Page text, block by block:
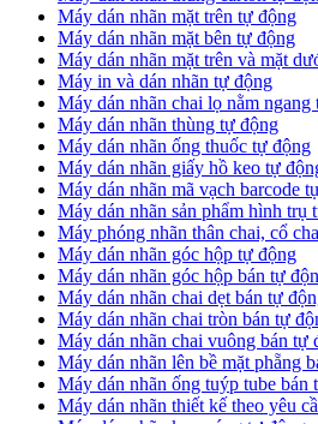
​Máy dán nhãn mặt trên tự động
​Máy dán nhãn mặt bên tự động
​Máy dán nhãn mặt trên và mặt
Máy in và dán nhãn tự động
Máy dán nhãn chai lọ nằm ngang
​Máy dán nhãn thùng tự động
Máy dán nhãn ống thuốc tự động
​Máy dán nhãn giấy hồ keo tự
​Máy dán nhãn mã vạch barcode
​Máy dán nhãn sản phẩm hình trụ
Máy phóng nhãn thân chai, cổ
​Máy dán nhãn góc hộp tự động
Máy dán nhãn góc hộp bán tự
​Máy dán nhãn chai dẹt bán tự
Máy dán nhãn chai tròn bán tự
Máy dán nhãn chai vuông bán tự
Máy dán nhãn lên bề mặt phẵng
​Máy dán nhãn ống tuýp tube bán
Máy dán nhãn thiết kế theo yêu